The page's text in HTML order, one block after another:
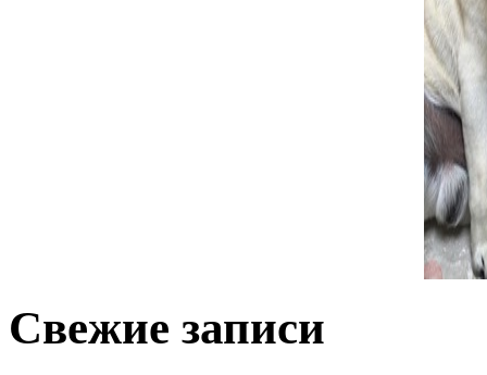
Сохранить моё имя, email и адрес сайта в этом браузере
Свежие записи